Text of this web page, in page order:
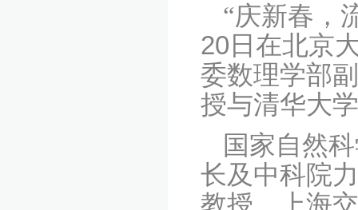
“庆新春，
20 日在北京
委数理学部
授与清华大
国家自然
长及中科院
教授，
上海